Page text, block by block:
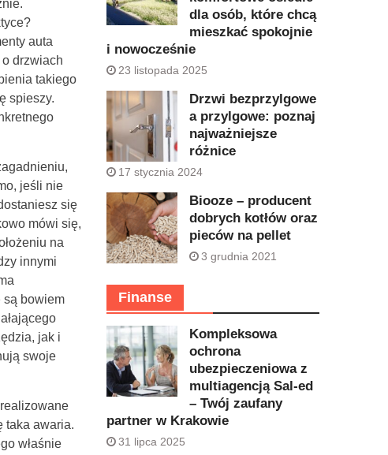
auta
drzwiach
takiego
spieszy.
jeśli nie
się
mówi się,
na
innymi
są bowiem
jak i
swoje
taka awaria.
właśnie
dla osób, które chcą
mieszkać spokojnie
i nowocześnie
23 listopada 2025
Drzwi bezprzylgowe
a przylgowe: poznaj
najważniejsze
różnice
17 stycznia 2024
Biooze – producent
dobrych kotłów oraz
pieców na pellet
3 grudnia 2021
Finanse
Kompleksowa
ochrona
ubezpieczeniowa z
multiagencją Sal-ed
– Twój zaufany
partner w Krakowie
31 lipca 2025